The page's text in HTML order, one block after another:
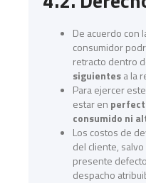
De acuerdo con
consumidor
retracto dentro
siguientesa la
Para ejercer
estar en
consumido ni
Los costos de
del cliente,
presente
despacho